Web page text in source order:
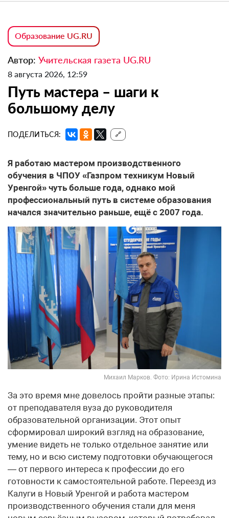
Образование UG.RU
Автор: Учительская газета UG.RU
8 августа 2026, 12:59
Путь мастера – шаги к
большому делу
ПОДЕЛИТЬСЯ: 🔗
Я работаю мастером производственного
обучения в ЧПОУ «Газпром техникум Новый
Уренгой» чуть больше года, однако мой
профессиональный путь в системе образования
начался значительно раньше, ещё с 2007 года.
Михаил Марков. Фото: Ирина Истомина
За это время мне довелось пройти разные этапы:
от преподавателя вуза до руководителя
образовательной организации. Этот опыт
сформировал широкий взгляд на образование,
умение видеть не только отдельное занятие или
тему, но и всю систему подготовки обучающегося
— от первого интереса к профессии до его
готовности к самостоятельной работе. Переезд из
Калуги в Новый Уренгой и работа мастером
производственного обучения стали для меня